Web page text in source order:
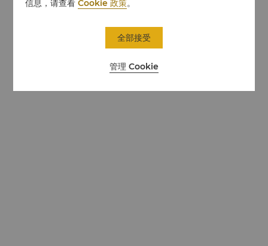
信息，请查看Cookie 政策。
管理 Cookie
全部接受